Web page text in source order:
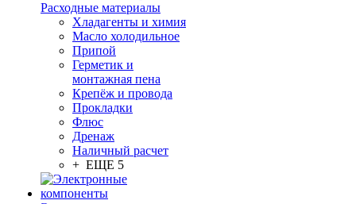
Расходные материалы
Хладагенты и химия
Масло холодильное
Припой
Герметик и
монтажная пена
Крепёж и провода
Прокладки
Флюс
Дренаж
Наличный расчет
+ ЕЩЕ 5